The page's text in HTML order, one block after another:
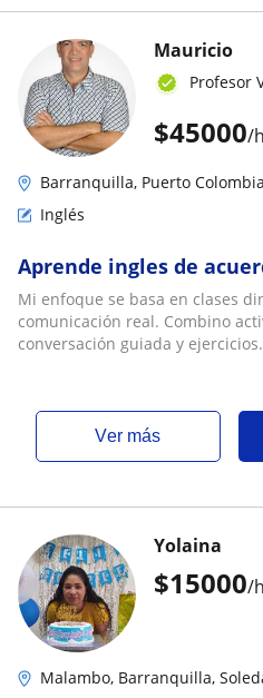
$45000/h
Mauricio
Profesor
Barranquilla, Puerto
Inglés
Aprende ingles de
Mi enfoque se basa en clases
comunicación real. Combino
conversación guiada y
ver más
$15000/h
Yolaina
Malambo, Barranquilla,